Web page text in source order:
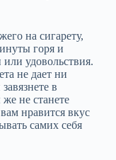
на сигарету,
горя и
или удовольствия.
не дает ни
в
не станете
нравится вкус
самих себя